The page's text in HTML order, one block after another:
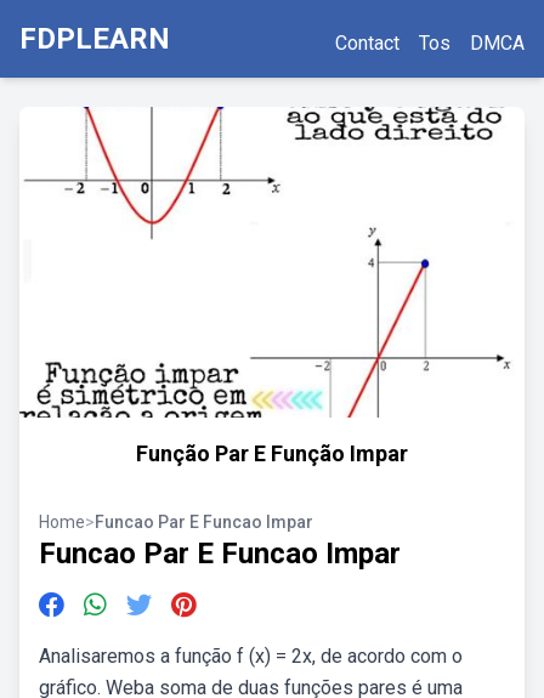
FDPLEARN Contact Tos DMCA
Função Par E Função Impar
Home>Funcao Par E Funcao Impar
Funcao Par E Funcao Impar
Analisaremos a função f (x) = 2x, de acordo com o
gráfico. Weba soma de duas funções pares é uma